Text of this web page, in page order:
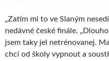
„Zatím mi to ve Slaným
nedávné české finále.
jsem taky jel netrénovanej.
chci od školy vypnout a